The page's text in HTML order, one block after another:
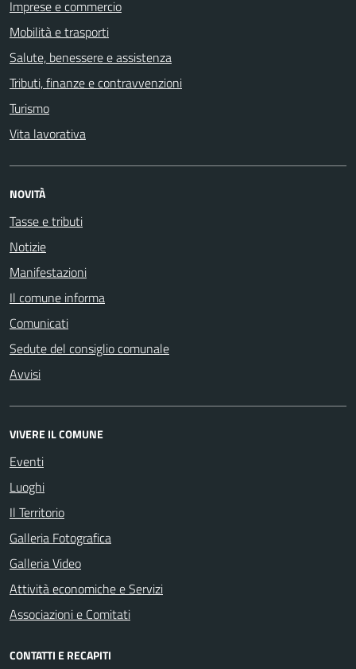
Imprese e commercio
Mobilità e trasporti
Salute, benessere e assistenza
Tributi, finanze e contravvenzioni
Turismo
Vita lavorativa
NOVITÀ
Tasse e tributi
Notizie
Manifestazioni
Il comune informa
Comunicati
Sedute del consiglio comunale
Avvisi
VIVERE IL COMUNE
Eventi
Luoghi
Il Territorio
Galleria Fotografica
Galleria Video
Attività economiche e Servizi
Associazioni e Comitati
CONTATTI E RECAPITI